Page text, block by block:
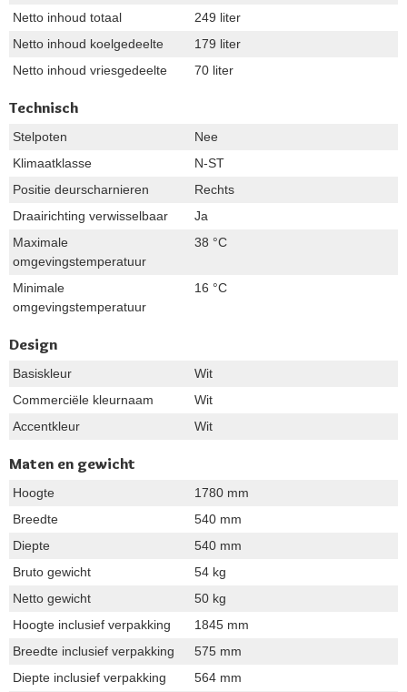
Netto inhoud totaal
249 liter
Netto inhoud koelgedeelte
179 liter
Netto inhoud vriesgedeelte
70 liter
Technisch
Stelpoten
Nee
Klimaatklasse
N-ST
Positie deurscharnieren
Rechts
Draairichting verwisselbaar
Ja
Maximale
omgevingstemperatuur
38 °C
Minimale
omgevingstemperatuur
16 °C
Design
Basiskleur
Wit
Commerciële kleurnaam
Wit
Accentkleur
Wit
Maten en gewicht
Hoogte
1780 mm
Breedte
540 mm
Diepte
540 mm
Bruto gewicht
54 kg
Netto gewicht
50 kg
Hoogte inclusief verpakking
1845 mm
Breedte inclusief verpakking
575 mm
Diepte inclusief verpakking
564 mm